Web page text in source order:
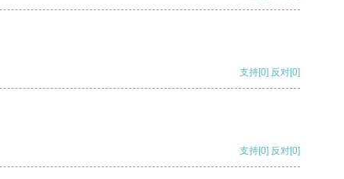
支持[0] 反对[0]
支持[0] 反对[0]